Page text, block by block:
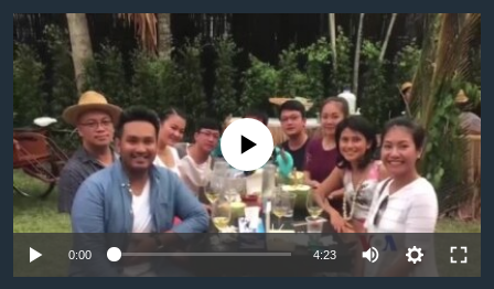
ကျော်
ကြည့်
ရန်
ပင်မ
အ
ညွန်း
စာမျက်နှာ
ကျော်
အစ္စရေး-ပါလက်စတိုင်း
အင်္ဂလိပ်စာလေ့လာမယ်
အမေရိကန်သုံးအီဒီယံ
မကြေးမုံရဲ့ အင်္ဂလိပ်စာ
ရုပ်ရှင်ထဲက အင်္ဂလိပ်စာ
သုတပဒေသာ အင်္ဂလိပ်စာ
အပတ်စဉ်ကဏ္ဍများ
ရေဒီယို
တီဗွီ
ရေဒီယိုနှင့်ရုပ်သံ အချက်အလက်များ
ရေဒီယို/တီဗွီအစီအစဉ်
Learning English
ဗွီအိုအေ လူမှုကွန်ယက်များ
No media source currently available
0:00 4:23